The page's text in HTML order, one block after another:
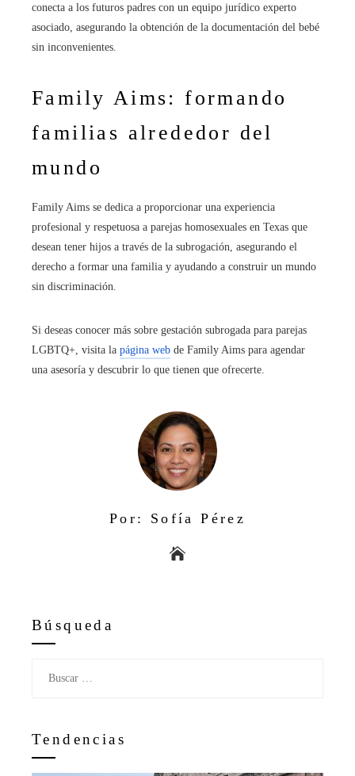
conecta a los futuros padres con un equipo jurídico experto
asociado, asegurando la obtención de la documentación del bebé
sin inconvenientes.
Family Aims: formando
familias alrededor del
mundo
Family Aims se dedica a proporcionar una experiencia
profesional y respetuosa a parejas homosexuales en Texas que
desean tener hijos a través de la subrogación, asegurando el
derecho a formar una familia y ayudando a construir un mundo
sin discriminación.
Si deseas conocer más sobre gestación subrogada para parejas
LGBTQ+, visita la página web de Family Aims para agendar
una asesoría y descubrir lo que tienen que ofrecerte.
Por: Sofía Pérez
Búsqueda
Tendencias